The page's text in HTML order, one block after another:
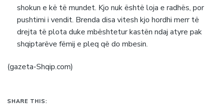
shokun e kë të mundet. Kjo nuk është loja e radhës, por
pushtimi i vendit. Brenda disa vitesh kjo hordhi merr të
drejta të plota duke mbështetur kastën ndaj atyre pak
shqiptarëve fëmij e pleq që do mbesin.
(gazeta-Shqip.com)
SHARE THIS: